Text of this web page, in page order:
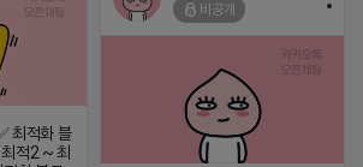
최적화 블
적2 ~ 최
비공개